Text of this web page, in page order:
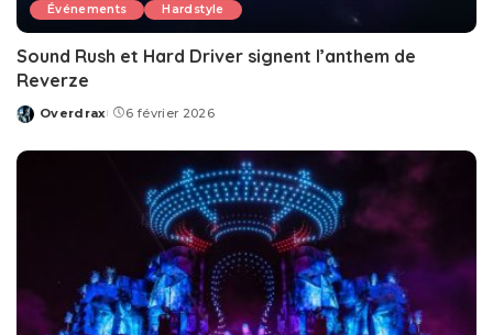
Événements Hardstyle
Sound Rush et Hard Driver signent l’anthem de
Reverze
Posted
Overdrax 6 février 2026